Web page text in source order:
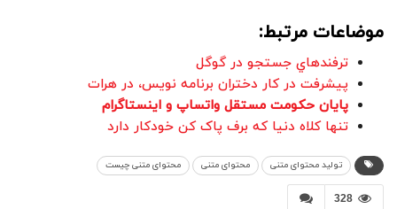
موضاعات مرتبط:
ترفندهاي جستجو در گوگل
پیشرفت در کار دختران برنامه نویس، در هرات
پایان حکومت مستقل واتساپ و اینستاگرام
تنها کلاه دنیا که برف پاک کن خودکار دارد
تولید محتوای متنی محتوای متنی محتوای متنی چیست
328